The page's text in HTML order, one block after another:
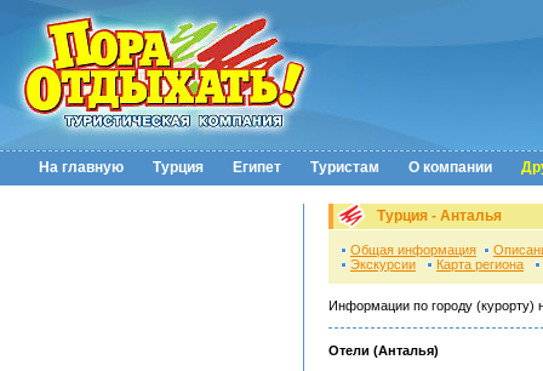
На главную Турция Египет Туристам О компании
Турция - Анталья
Общая информация
Экскурсии
Карта региона
Информации по городу (курорту)
Отели (Анталья)